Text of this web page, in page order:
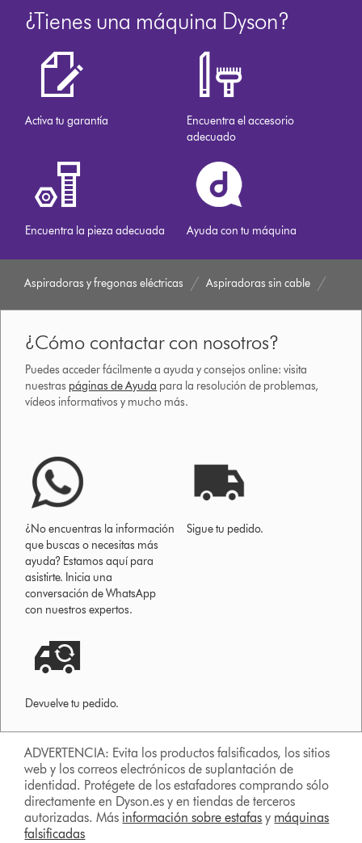
¿Tienes una máquina Dyson?
Activa tu garantía
Encuentra el accesorio
adecuado
Encuentra la pieza adecuada Ayuda con tu máquina
Aspiradoras y fregonas eléctricas Aspiradoras sin cable
¿Cómo contactar con nosotros?
Puedes acceder fácilmente a ayuda y consejos online: visita
nuestras páginas de Ayuda para la resolución de problemas,
vídeos informativos y mucho más.
¿No encuentras la información
que buscas o necesitas más
ayuda? Estamos aquí para
asistirte. Inicia una
conversación de WhatsApp
con nuestros expertos.
Sigue tu pedido.
Devuelve tu pedido.
ADVERTENCIA: Evita los productos falsificados, los sitios
web y los correos electrónicos de suplantación de
identidad. Protégete de los estafadores comprando sólo
directamente en Dyson.es y en tiendas de terceros
autorizadas. Más información sobre estafas y máquinas
falsificadas